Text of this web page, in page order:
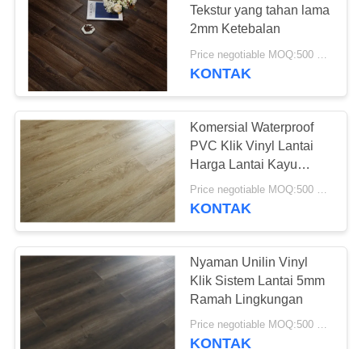
Tekstur yang tahan lama
2mm Ketebalan
Price negotiable MOQ:500 meter persegi
KONTAK
Komersial Waterproof
PVC Klik Vinyl Lantai
Harga Lantai Kayu
Untuk Berbagai Tempat
Price negotiable MOQ:500 meter persegi
KONTAK
Nyaman Unilin Vinyl
Klik Sistem Lantai 5mm
Ramah Lingkungan
Price negotiable MOQ:500 meter persegi
KONTAK